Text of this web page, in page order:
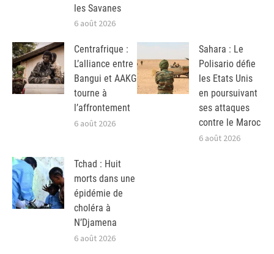
les Savanes
6 août 2026
Centrafrique :
L’alliance entre
Bangui et AAKG
tourne à
l’affrontement
6 août 2026
Sahara : Le
Polisario défie
les Etats Unis
en poursuivant
ses attaques
contre le Maroc
6 août 2026
Tchad : Huit
morts dans une
épidémie de
choléra à
N’Djamena
6 août 2026